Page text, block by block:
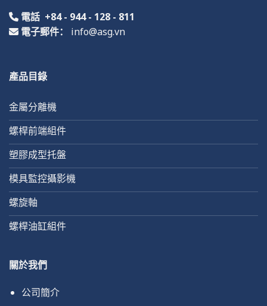
電話 +84 - 944 - 128 - 811
電子郵件：
info@asg.vn
產品目錄
金屬分離機
螺桿前端組件
塑膠成型托盤
模具監控攝影機
螺旋軸
螺桿油缸組件
關於我們
公司簡介